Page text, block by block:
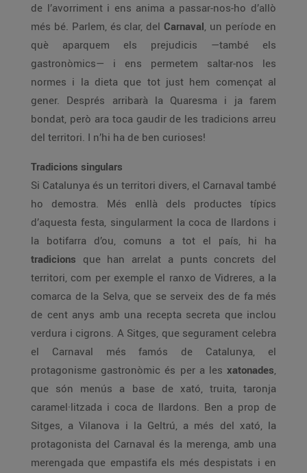
de l’avorriment i ens anima a passar-nos-ho d’allò
més bé. Parlem, és clar, del Carnaval, un període en
què aparquem els prejudicis —també els
gastronòmics— i ens permetem saltar-nos les
normes i la dieta que tot just hem començat al
gener. Després arribarà la Quaresma i ja farem
bondat, però ara toca gaudir de les tradicions arreu
del territori. I n’hi ha de ben curioses!
Tradicions singulars
Si Catalunya és un territori divers, el Carnaval també
ho demostra. Més enllà dels productes típics
d’aquesta festa, singularment la coca de llardons i
la botifarra d’ou, comuns a tot el país, hi ha
tradicions que han arrelat a punts concrets del
territori, com per exemple el ranxo de Vidreres, a la
comarca de la Selva, que se serveix des de fa més
de cent anys amb una recepta secreta que inclou
verdura i cigrons. A Sitges, que segurament celebra
el Carnaval més famós de Catalunya, el
protagonisme gastronòmic és per a les xatonades,
que són menús a base de xató, truita, taronja
caramel·litzada i coca de llardons. Ben a prop de
Sitges, a Vilanova i la Geltrú, a més del xató, la
protagonista del Carnaval és la merenga, amb una
merengada que empastifa els més despistats i en